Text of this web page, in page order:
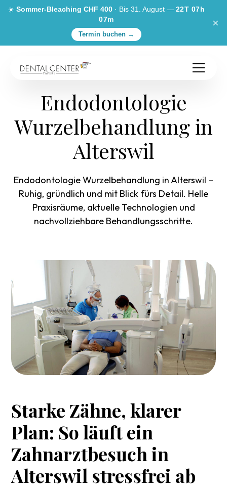
☀️Sommer-Bleaching CHF 400 · Bis 31. August —22T 07h
07m
Termin buchen →
×
Endodontologie
Wurzelbehandlung in
Alterswil
Endodontologie Wurzelbehandlung in Alterswil –
Ruhig, gründlich und mit Blick fürs Detail. Helle
Praxisräume, aktuelle Technologien und
nachvollziehbare Behandlungsschritte.
Starke Zähne, klarer
Plan: Soläuftein
Zahnarztbesuch in
Alterswil stressfrei ab